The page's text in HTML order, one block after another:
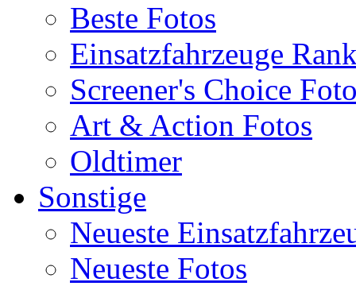
Beste Fotos
Einsatzfahrzeuge
Screener's Choice
Art & Action Fotos
Oldtimer
Sonstige
Neueste
Neueste Fotos